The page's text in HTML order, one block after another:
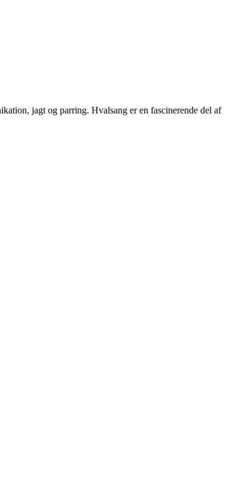
jagt og parring. Hvalsang er en fascinerende del af